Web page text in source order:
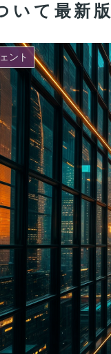
いて最新
ント